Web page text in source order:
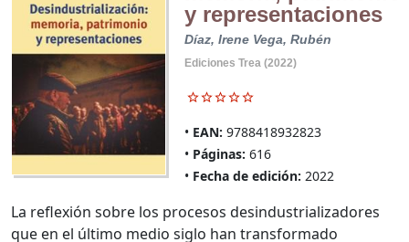
y representaciones
Díaz, Irene Vega, Rubén
Ediciones Trea (2022)
EAN: 9788418932823
Páginas: 616
Fecha de edición: 2022
La reflexión sobre los procesos desindustrializadores
que en el último medio siglo han transformado